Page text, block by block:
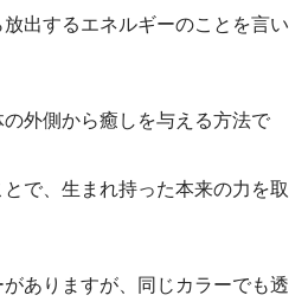
出するエネルギーのことを言い
外側から癒しを与える方法で
で、生まれ持った本来の力を取
ありますが、同じカラーでも透